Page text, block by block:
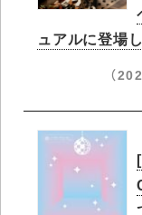
ュアルに登場
（